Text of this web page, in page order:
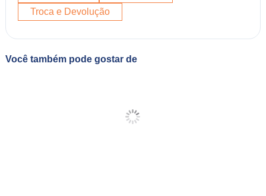
Troca e Devolução
Você também pode gostar de